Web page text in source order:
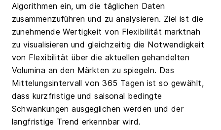
Algorithmen ein, um die täglichen Daten
zusammenzuführen und zu analysieren. Ziel ist die
zunehmende Wertigkeit von Flexibilität marktnah
zu visualisieren und gleichzeitig die Notwendigkeit
von Flexibilität über die aktuellen gehandelten
Volumina an den Märkten zu spiegeln. Das
Mittelungsintervall von 365 Tagen ist so gewählt,
dass kurzfristige und saisonal bedingte
Schwankungen ausgeglichen werden und der
langfristige Trend erkennbar wird.